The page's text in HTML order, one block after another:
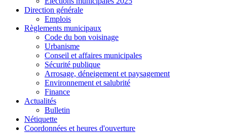
Direction générale
Emplois
Règlements municipaux
Code du bon voisinage
Urbanisme
Conseil et affaires municipales
Sécurité publique
Arrosage, déneigement et paysagement
Environnement et salubrité
Finance
Actualités
Bulletin
Nétiquette
Coordonnées et heures d'ouverture